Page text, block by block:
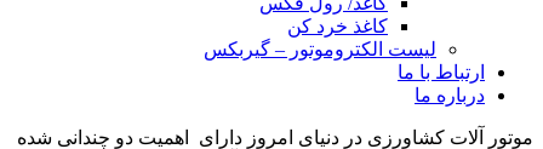
کاغذ خرد کن
لیست الکتروموتور – گیربکس
ارتباط با ما
درباره ما
موتور آلات کشاورزی در دنیای امروز دارای اهمیت دو چندانی شده